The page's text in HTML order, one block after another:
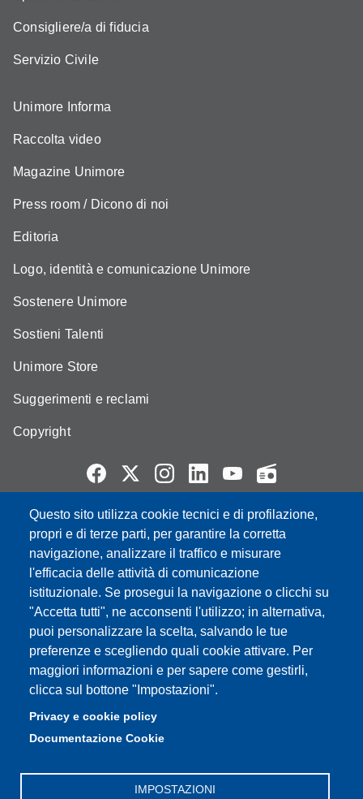
Questo sito utilizza cookie tecnici e di profilazione,
propri e di terze parti, per garantire la corretta
navigazione, analizzare il traffico e misurare
l'efficacia delle attività di comunicazione
istituzionale. Se prosegui la navigazione o clicchi su
"Accetta tutti", ne acconsenti l'utilizzo; in alternativa,
puoi personalizzare la scelta, salvando le tue
preferenze e scegliendo quali cookie attivare. Per
maggiori informazioni e per sapere come gestirli,
clicca sul bottone "Impostazioni".
Privacy e cookie policy
Documentazione Cookie
IMPOSTAZIONI
Consigliere/a di fiducia
Servizio Civile
Unimore Informa
Raccolta video
Magazine Unimore
Press room / Dicono di noi
Editoria
Logo, identità e comunicazione Unimore
Sostenere Unimore
Sostieni Talenti
Unimore Store
Suggerimenti e reclami
Copyright
Partita IVA: 00427620364
e-mail: urp@unimore.it
PEC: primo contatto: urp@pec.unimore.it
Indirizzo ReGIndE per notifica Atti Processuali:
direzionelegale@pec.unimore.it
Sede di Modena: Via Università 4, 41121 Modena, Tel. 059
2056511 - Fax 059 245156
Sede di Reggio Emilia: Viale A. Allegri 9, 42121 Reggio
Emilia, Tel. 0522 523041 - Fax 0522 523045